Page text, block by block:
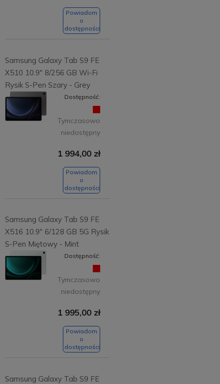
Powiadom
o
dostępności
Samsung Galaxy Tab S9 FE
X510 10.9" 8/256 GB Wi-Fi
Rysik S-Pen Szary - Grey
Dostępność:
Tymczasowo
niedostępny
1 994,00 zł
Powiadom
o
dostępności
Samsung Galaxy Tab S9 FE
X516 10.9" 6/128 GB 5G Rysik
S-Pen Miętowy - Mint
Dostępność:
Tymczasowo
niedostępny
1 995,00 zł
Powiadom
o
dostępności
Samsung Galaxy Tab S9 FE